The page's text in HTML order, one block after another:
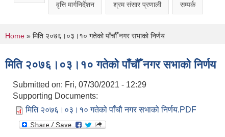
वृत्ति मार्गनिर्देशन श्रम संसार प्रणाली सम्पर्क
You are here
Home » मिति २०७६।०३।१० गतेको पाँचौँ नगर सभाको निर्णय
मिति २०७६।०३।१० गतेको पाँचौँ नगर सभाको निर्णय
Submitted on: Fri, 07/30/2021 - 12:29
Supporting Documents:
मिति २०७६।०३।१० गतेको पाँचौ नगर सभाको निर्णय.PDF